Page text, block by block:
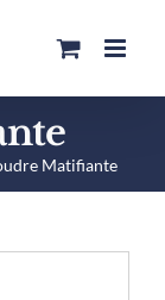
Matifiante